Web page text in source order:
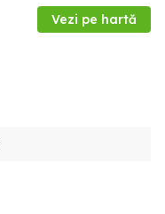
Vezi pe hartă